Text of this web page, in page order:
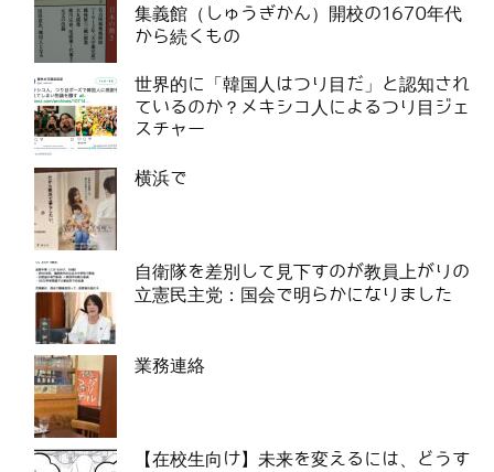
集義館（しゅうぎかん）開校の1670年代
から続くもの
世界的に「韓国人はつり目だ」と認知され
ているのか？メキシコ人によるつり目ジェ
スチャー
横浜で
自衛隊を差別して見下すのが教員上がりの
立憲民主党：国会で明らかになりました
業務連絡
【在校生向け】未来を変えるには、どうす